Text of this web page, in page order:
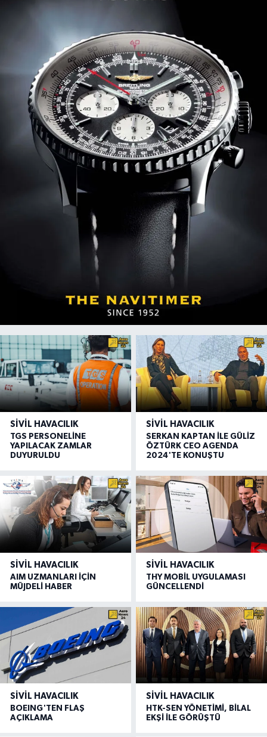
SIVIL HAVACILIK
TGS PERSONELİNE
YAPILACAK ZAMLAR
DUYURULDU
SIVIL HAVACILIK
SERKAN KAPTAN İLE GÜLİZ
ÖZTÜRK CEO AGENDA
2024'TE KONUŞTU
SIVIL HAVACILIK
AIM UZMANLARI İÇİN
MÜJDELİ HABER
SIVIL HAVACILIK
THY MOBİL UYGULAMASI
GÜNCELLENDİ
SIVIL HAVACILIK
BOEING'TEN FLAŞ
AÇIKLAMA
SIVIL HAVACILIK
HTK-SEN YÖNETİMİ, BİLAL
EKŞİ İLE GÖRÜŞTÜ